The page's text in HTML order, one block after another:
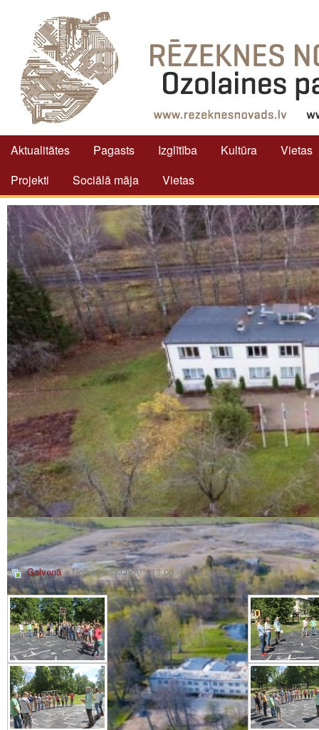
Aktualitātes Pagasts Izglītība Kultūra
Vietas
Projekti
Sociālā māja Vietas
Galvenā» Nometne “KOPĀ!” -13.06.-15.06.2016